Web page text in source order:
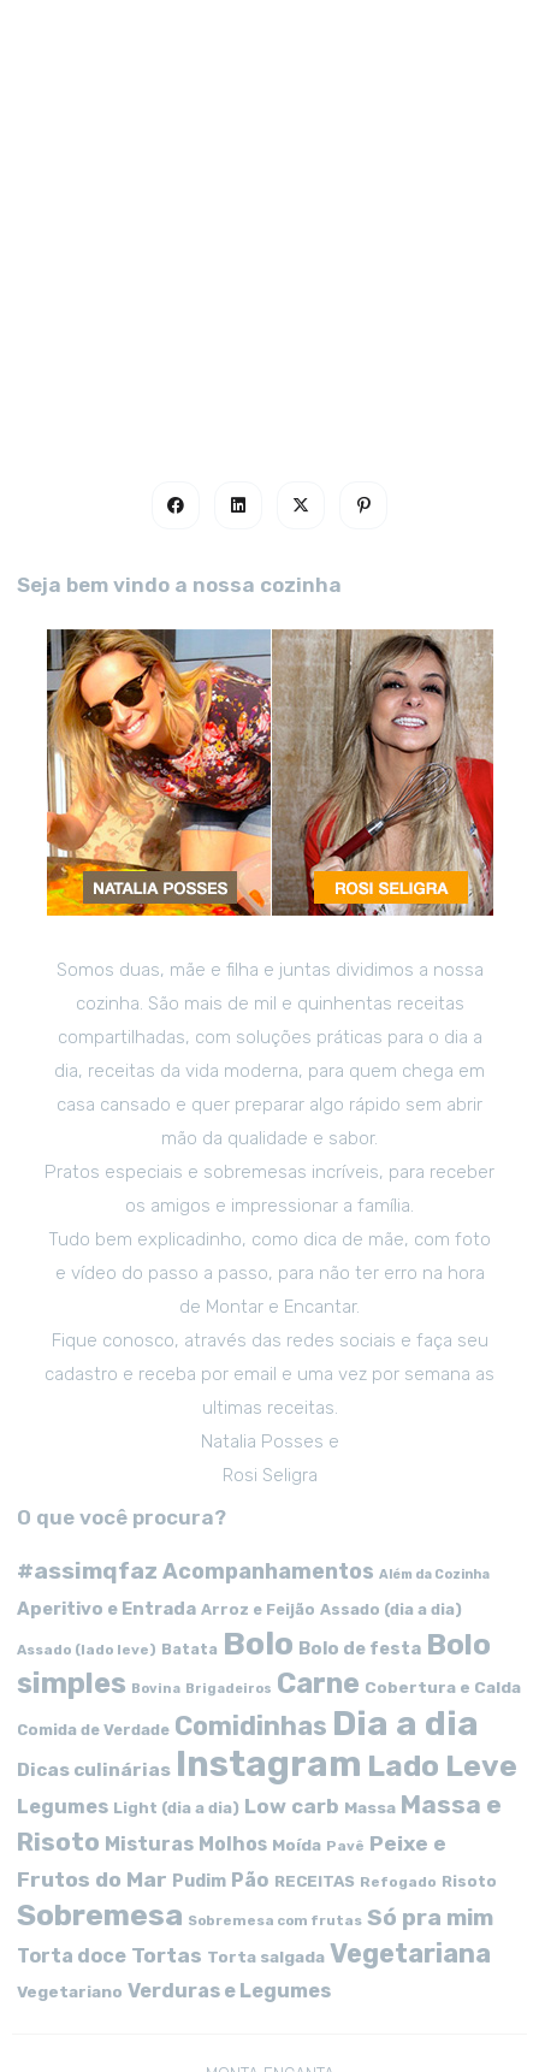
Seja bem vindo a nossa cozinha
Somos duas, mãe e filha e juntas dividimos a nossa
cozinha. São mais de mil e quinhentas receitas
compartilhadas, com soluções práticas para o dia a
dia, receitas da vida moderna, para quem chega em
casa cansado e quer preparar algo rápido sem abrir
mão da qualidade e sabor.
Pratos especiais e sobremesas incríveis, para receber
os amigos e impressionar a família.
Tudo bem explicadinho, como dica de mãe, com foto
e vídeo do passo a passo, para não ter erro na hora
de Montar e Encantar.
Fique conosco, através das redes sociais e faça seu
cadastro e receba por email e uma vez por semana as
ultimas receitas.
Natalia Posses e
Rosi Seligra
O que você procura?
#assimqfaz Acompanhamentos Além da Cozinha
Aperitivo e Entrada Arroz e Feijão Assado (dia a dia)
Assado (lado leve) Batata Bolo Bolo de festa Bolo
simples Bovina Brigadeiros Carne Cobertura e Calda
Comida de Verdade Comidinhas Dia a dia
Dicas culinárias Instagram Lado Leve
Legumes Light (dia a dia) Low carb Massa Massa e
Risoto Misturas Molhos Moída Pavê Peixe e
Frutos do Mar Pudim Pão RECEITAS Refogado Risoto
Sobremesa Sobremesa com frutas Só pra mim
Torta doce Tortas Torta salgada Vegetariana
Vegetariano Verduras e Legumes